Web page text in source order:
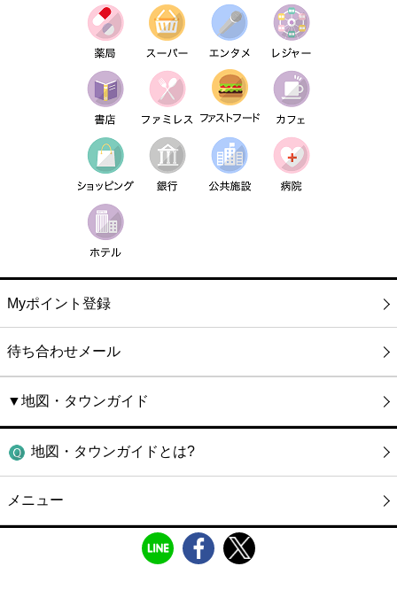
Myポイント登録
待ち合わせメール
▼地図・タウンガイド
地図・タウンガイドとは?
メニュー